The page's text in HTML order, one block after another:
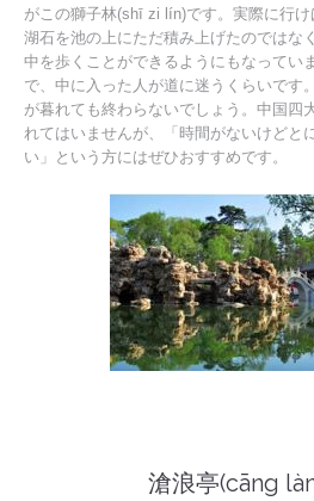
がこの獅子林(shī zi lín)です。実際に行
湖石を池の上にただ積み上げたのではな
中を歩くことができるようにもなってい
で、中に入った人が道に迷うくらいです
が暮れても終わらないでしょう。中国四
れてはいませんが、「時間がないけどと
い」という方にはぜひおすすめです。
滄浪亭(cāng